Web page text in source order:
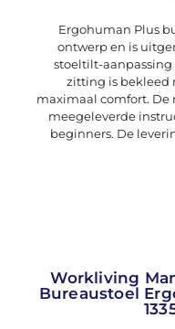
Ergohuman Plus
ontwerp en is
stoeltilt-aanpassing
zitting is bekleed
maximaal comfort.
meegeleverde
beginners. De
Workliving
Bureaustoel